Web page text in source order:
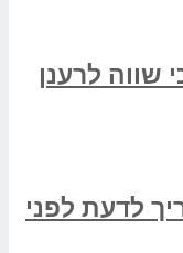
שווה לרענן
לדעת לפני